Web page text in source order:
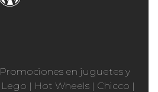
Promociones en juguetes y
Lego | Hot Wheels | Chicco |